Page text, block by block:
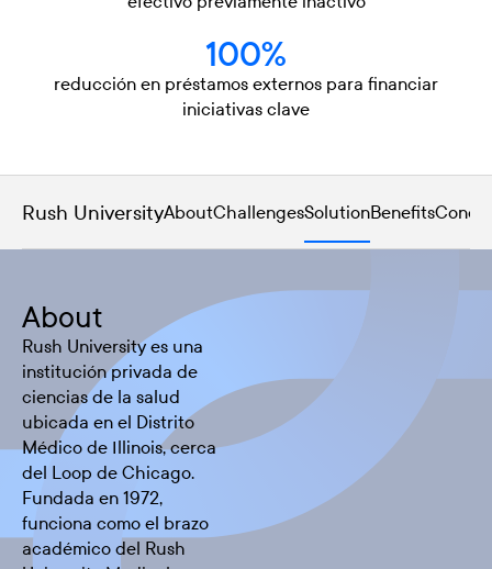
100%
reducción en préstamos externos para financiar
iniciativas clave
Rush UniversityAboutChallengesSolutionBenefits
About
Rush University es una
institución privada de
ciencias de la salud
ubicada en el Distrito
Médico de Illinois, cerca
del Loop de Chicago.
Fundada en 1972,
funciona como el brazo
académico del Rush